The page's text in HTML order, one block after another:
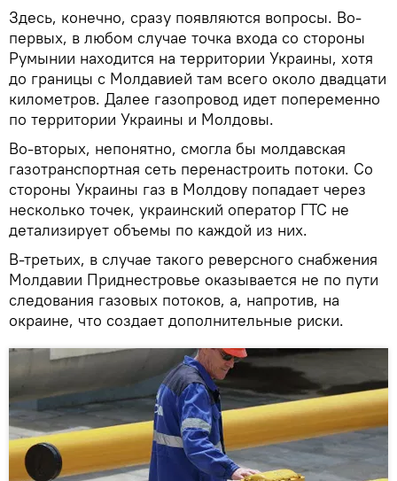
Здесь, конечно, сразу появляются вопросы. Во-
первых, в любом случае точка входа со стороны
Румынии находится на территории Украины, хотя
до границы с Молдавией там всего около двадцати
километров. Далее газопровод идет попеременно
по территории Украины и Молдовы.
Во-вторых, непонятно, смогла бы молдавская
газотранспортная сеть перенастроить потоки. Со
стороны Украины газ в Молдову попадает через
несколько точек, украинский оператор ГТС не
детализирует объемы по каждой из них.
В-третьих, в случае такого реверсного снабжения
Молдавии Приднестровье оказывается не по пути
следования газовых потоков, а, напротив, на
окраине, что создает дополнительные риски.